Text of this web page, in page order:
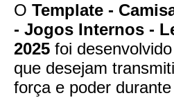
O Template -
- Jogos Internos -
2025 foi
que desejam
força e poder